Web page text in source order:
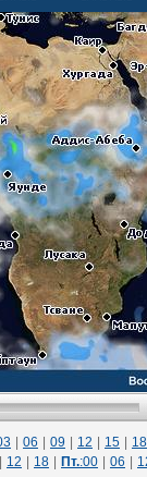
06 09 12 15
18
12 18 Пт.:00 06